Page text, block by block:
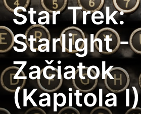
Star Trek:
Starlight -
Začiatok
(Kapitola I)